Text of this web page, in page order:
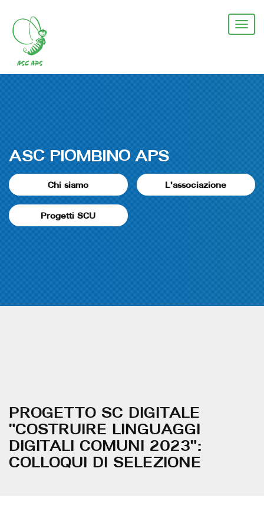
contenuto
principale
ASC PIOMBINO APS
Chi siamo L'associazione
Progetti SCU
PROGETTO SC DIGITALE
"COSTRUIRE LINGUAGGI
DIGITALI COMUNI 2023":
COLLOQUI DI SELEZIONE